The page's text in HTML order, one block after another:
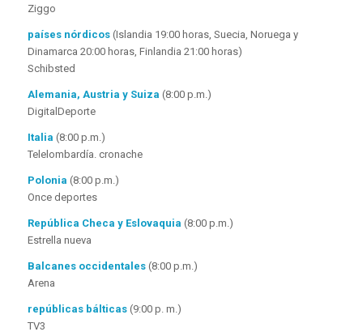
Ziggo
países nórdicos (Islandia 19:00 horas, Suecia, Noruega y
Dinamarca 20:00 horas, Finlandia 21:00 horas)
Schibsted
Alemania, Austria y Suiza (8:00 p.m.)
DigitalDeporte
Italia (8:00 p.m.)
Telelombardía. cronache
Polonia (8:00 p.m.)
Once deportes
República Checa y Eslovaquia (8:00 p.m.)
Estrella nueva
Balcanes occidentales (8:00 p.m.)
Arena
repúblicas bálticas(9:00 p. m.)
TV3